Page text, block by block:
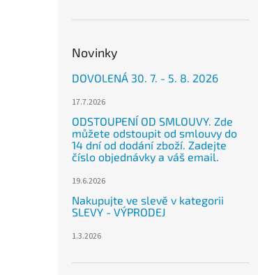
Novinky
DOVOLENÁ 30. 7. - 5. 8. 2026
17.7.2026
ODSTOUPENÍ OD SMLOUVY. Zde
můžete odstoupit od smlouvy do
14 dní od dodání zboží. Zadejte
číslo objednávky a váš email.
19.6.2026
Nakupujte ve slevě v kategorii
SLEVY - VÝPRODEJ
1.3.2026